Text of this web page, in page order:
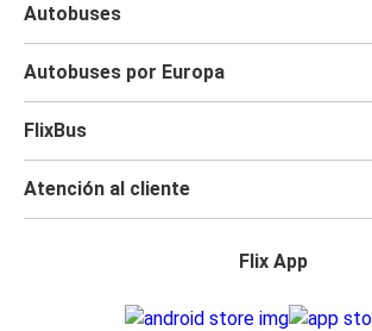
Autobuses
Autobuses por Europa
FlixBus
Atención al cliente
Flix App